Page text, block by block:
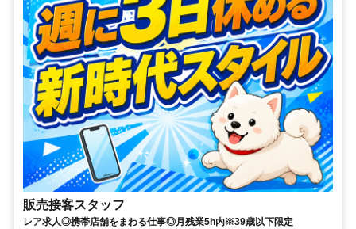
販売接客スタッフ
レア求人◎携帯店舗をまわる仕事◎月残業5h内※39歳以下限定